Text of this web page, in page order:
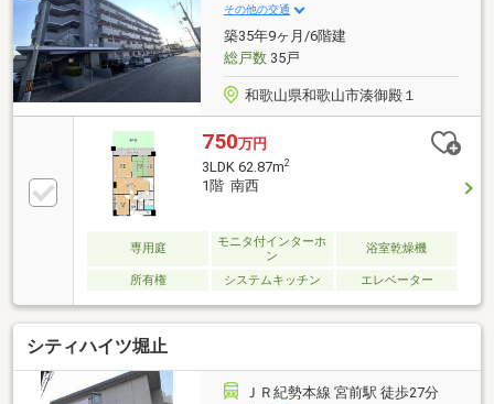
その他の交通
築35年9ヶ月/6階建
総戸数35戸
和歌山県和歌山市湊御殿１
750万円
3LDK 62.87m2
1階 南西
専用庭
モニタ付インターホ
ン
浴室乾燥機
所有権 システムキッチン エレベーター
シティハイツ堀止
ＪＲ紀勢本線 宮前駅 徒歩27分